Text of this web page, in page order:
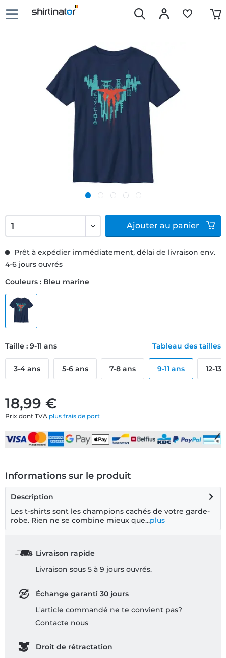
18,99 €
Prix dont TVA plus frais de port
Prêt à expédier immédiatement, délai de livraison env.
4-6 jours ouvrés
Couleurs : Bleu marine
Taille : 9-11 ans Tableau des tailles
3-4 ans 5-6 ans 7-8 ans 9-11 ans 12-13
Ajouter au panier
Informations sur le produit
Description
Les t-shirts sont les champions cachés de votre garde-
robe. Rien ne se combine mieux que...plus
Livraison rapide
Livraison sous 5 à 9 jours ouvrés.
Échange garanti 30 jours
L'article commandé ne te convient pas?
Contacte nous
Droit de rétractation